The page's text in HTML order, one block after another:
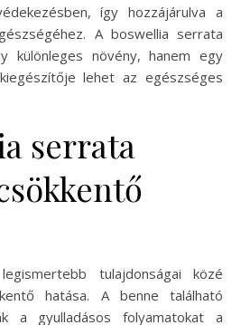
így hozzájárulva a
A boswellia serrata
különleges növény, hanem egy
lehet az egészséges
serrata
tulajdonságai közé
hatása. A benne található
a gyulladásos folyamatokat a